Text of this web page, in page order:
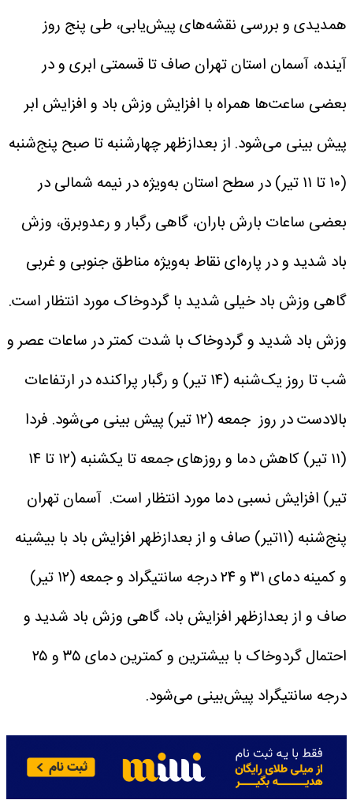
همدیدی و بررسی نقشه‌های پیش‌یابی، طی پنج روز
آینده، آسمان استان تهران صاف تا قسمتی ابری و در
بعضی ساعت‌ها همراه با افزایش وزش باد و افزایش ابر
پیش بینی می‌شود. از بعدازظهر چهارشنبه تا صبح پنج‌شنبه
(۱۰ تا ۱۱ تیر) در سطح استان به‌ویژه در نیمه شمالی در
بعضی ساعات بارش باران، گاهی رگبار و رعدوبرق، وزش
باد شدید و در پاره‌ای نقاط به‌ویژه مناطق جنوبی و غربی
گاهی وزش باد خیلی شدید با گردوخاک مورد انتظار است.
وزش باد شدید و گردوخاک با شدت کمتر در ساعات عصر و
شب تا روز یک‌شنبه (۱۴ تیر) و رگبار پراکنده در ارتفاعات
بالادست در روز جمعه (۱۲ تیر) پیش بینی می‌شود.
فردا
(۱۱ تیر) کاهش دما و روزهای جمعه تا یکشنبه (۱۲ تا ۱۴
تیر) افزایش نسبی دما مورد انتظار است. آسمان تهران
پنج‌شنبه (۱۱تیر) صاف و از بعدازظهر افزایش باد با بیشینه
و کمینه دمای ۳۱ و ۲۴ درجه سانتیگراد و جمعه (۱۲ تیر)
صاف و از بعدازظهر افزایش باد، گاهی وزش باد شدید و
احتمال گردوخاک با بیشترین و کمترین دمای ۳۵ و ۲۵
درجه سانتیگراد پیش‌بینی می‌شود.